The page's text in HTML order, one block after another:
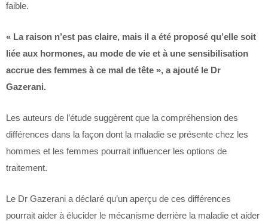
faible.
« La raison n’est pas claire, mais il a été proposé qu’elle soit
liée aux hormones, au mode de vie et à une sensibilisation
accrue des femmes à ce mal de tête », a ajouté le Dr
Gazerani.
Les auteurs de l’étude suggèrent que la compréhension des
différences dans la façon dont la maladie se présente chez les
hommes et les femmes pourrait influencer les options de
traitement.
Le Dr Gazerani a déclaré qu’un aperçu de ces différences
pourrait aider à élucider le mécanisme derrière la maladie et aider